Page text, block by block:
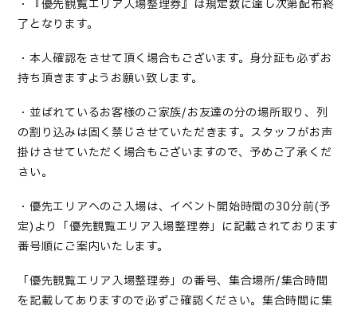
・『優先観覧エリア入場整理券』は規定数に達し次第配布終
了となります。
・本人確認をさせて頂く場合もございます。身分証も必ずお
持ち頂きますようお願い致します。
・並ばれているお客様のご家族/お友達の分の場所取り、列
の割り込みは固く禁じさせていただきます。スタッフがお声
掛けさせていただく場合もございますので、予めご了承くだ
さい。
・優先エリアへのご入場は、イベント開始時間の30分前(予
定)より「優先観覧エリア入場整理券」に記載されております
番号順にご案内いたします。
「優先観覧エリア入場整理券」の番号、集合場所/集合時間
を記載してありますので必ずご確認ください。集合時間に集